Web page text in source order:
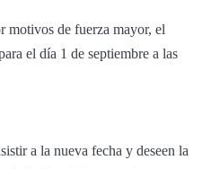
motivos de fuerza mayor, el
el día 1 de septiembre a las
a la nueva fecha y deseen la